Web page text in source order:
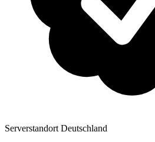
Serverstandort Deutschland